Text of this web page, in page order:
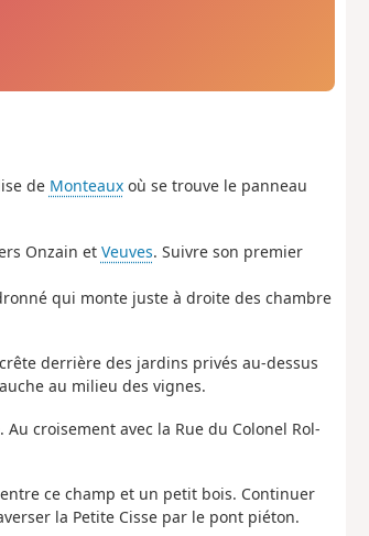
de Monteauxoù se trouve le panneau
Onzain et Veuves. Suivre son premier
qui monte juste à droite des chambre
derrière des jardins privés au-dessus
au milieu des vignes.
croisement avec la Rue du Colonel Rol-
ce champ et un petit bois. Continuer
la Petite Cisse par le pont piéton.